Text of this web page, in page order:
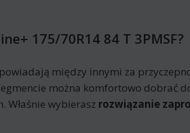
175/70R14 84 T 3PMSF?
między innymi za
można komfortowo dobrać
wybierasz rozwiązanie